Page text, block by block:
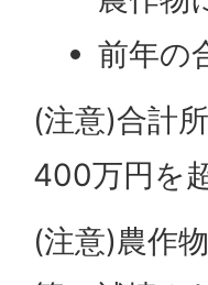
前年の
(注意)合計
400万円を
(注意)農作